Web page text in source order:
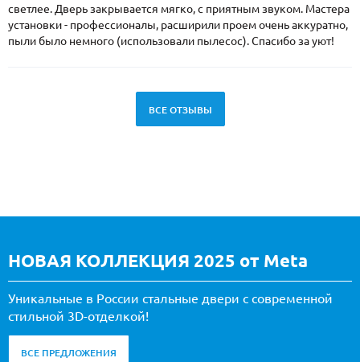
светлее. Дверь закрывается мягко, с приятным звуком. Мастера
установки - профессионалы, расширили проем очень аккуратно,
пыли было немного (использовали пылесос). Спасибо за уют!
ВСЕ ОТЗЫВЫ
НОВАЯ КОЛЛЕКЦИЯ 2025 от Meta
Уникальные в России стальные двери с современной
стильной 3D-отделкой!
ВСЕ ПРЕДЛОЖЕНИЯ